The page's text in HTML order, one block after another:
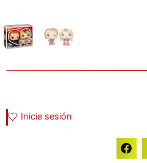
Inicie sesión